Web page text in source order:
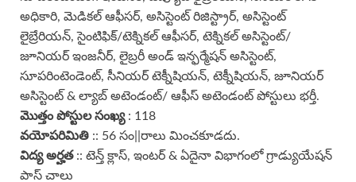
అధికారి, మెడికల్ ఆఫీసర్, అసిస్టెంట్ రిజిస్ట్రార్, అసిస్టెంట్
లైబ్రేరియన్, సైంటిఫిక్/టెక్నికల్ ఆఫీసర్, టెక్నికల్ అసిస్టెంట్/
జూనియర్ ఇంజనీర్, లైబ్రరీ అండ్ ఇన్ఫర్మేషన్ అసిస్టెంట్,
సూపరింటెండెంట్, సీనియర్ టెక్నీషియన్, టెక్నీషియన్, జూనియర్
అసిస్టెంట్ & ల్యాబ్ అటెండంట్/ ఆఫీస్ అటెండంట్ పోస్టులు భర్తీ.
మొత్తం పోస్టుల సంఖ్య: 118
వయోపరిమితి :: 56 సం||రాలు మించకూడదు.
విద్య అర్హత:: టెన్త్ క్లాస్, ఇంటర్ & ఏదైనా విభాగంలో గ్రాడ్యుయేషన్
పాస్ చాలు